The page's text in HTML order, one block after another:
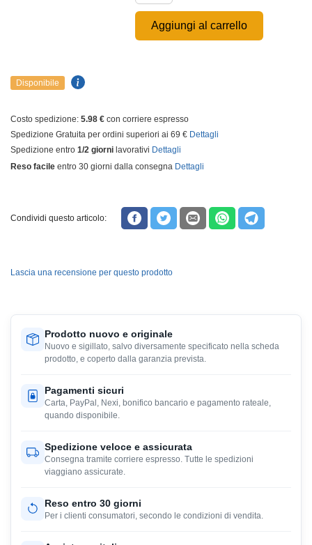
Aggiungi al carrello
Disponibile
Costo spedizione: 5.98 € con corriere espresso
Spedizione Gratuita per ordini superiori ai 69 € Dettagli
Spedizione entro 1/2 giorni lavorativi Dettagli
Reso facile entro 30 giorni dalla consegna Dettagli
Condividi questo articolo:
Lascia una recensione per questo prodotto
Prodotto nuovo e originale
Nuovo e sigillato, salvo diversamente specificato nella scheda
prodotto, e coperto dalla garanzia prevista.
Pagamenti sicuri
Carta, PayPal, Nexi, bonifico bancario e pagamento rateale,
quando disponibile.
Spedizione veloce e assicurata
Consegna tramite corriere espresso. Tutte le spedizioni
viaggiano assicurate.
Reso entro 30 giorni
Per i clienti consumatori, secondo le condizioni di vendita.